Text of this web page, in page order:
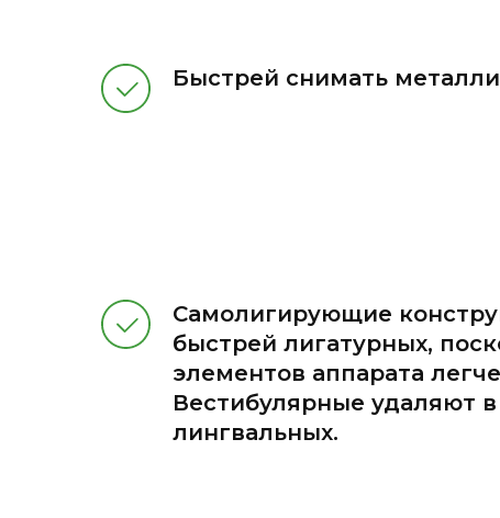
Быстрей снимать
Самолигирующие
быстрей лигатурных,
элементов аппарата
Вестибулярные удаляют
лингвальных.